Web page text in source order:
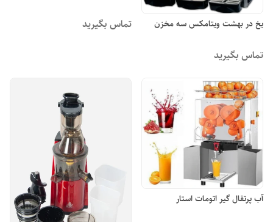
یخ در بهشت ویتامکس سه مخزن
تماس بگیرید
تماس بگیرید
آب پرتقال گیر اتومات استار